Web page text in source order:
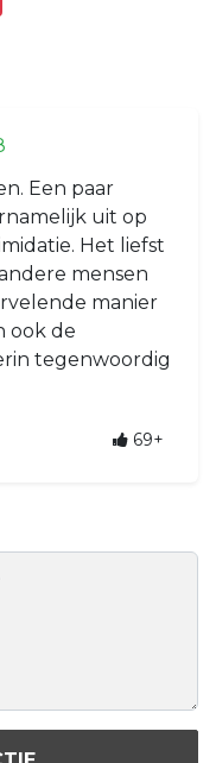
Een paar
uit op
Het liefst
mensen
manier
ook de
tegenwoordig
69+